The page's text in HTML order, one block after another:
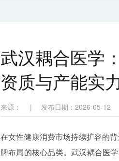
武汉耦合医学
资质与产能实
来源： | 发布日期：2026-05-12
在女性健康消费市场持续扩容的背
牌布局的核心品类。武汉耦合医